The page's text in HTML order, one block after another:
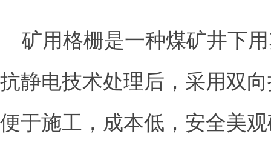
矿用格栅是一种煤矿井下
抗静电技术处理后，采用双
便于施工，成本低，安全美